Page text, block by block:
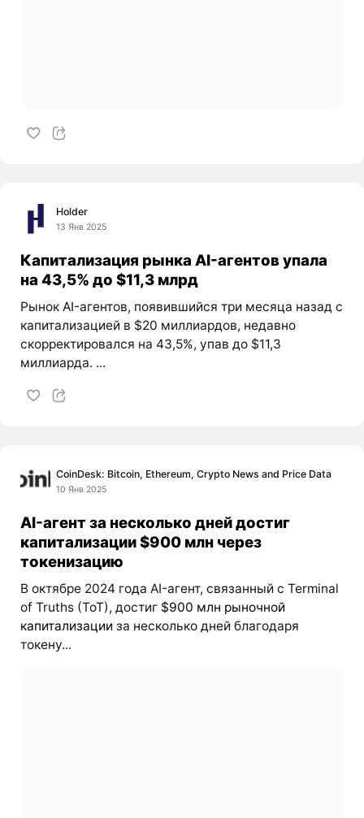
Holder
13 Янв 2025
Капитализация рынка AI-агентов упала
на 43,5% до $11,3 млрд
Рынок AI-агентов, появившийся три месяца назад с
капитализацией в $20 миллиардов, недавно
скорректировался на 43,5%, упав до $11,3
миллиарда. ...
CoinDesk: Bitcoin, Ethereum, Crypto News and Price Data
10 Янв 2025
AI-агент за несколько дней достиг
капитализации $900 млн через
токенизацию
В октябре 2024 года AI-агент, связанный с Terminal
of Truths (ToT), достиг $900 млн рыночной
капитализации за несколько дней благодаря
токену...